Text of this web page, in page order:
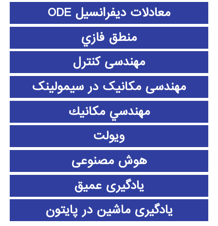
معادلات دیفرانسیل ODE
منطق فازي
مهندسی کنترل
مهندسی مکانیک در سیمولینک
مهندسي مكانيك
ویولت
هوش مصنوعی
یادگیری عمیق
یادگیری ماشین در پایتون